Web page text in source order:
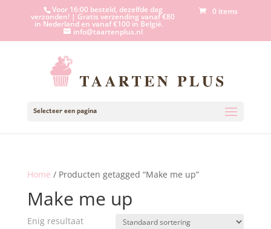
Voor 16:00 besteld, dezelfde dag
verzonden! | Gratis verzending vanaf €80
in Nederland en vanaf €100 in België.
info@taartenplus.nl
0 items
Selecteer een pagina
Home / Producten getagged “Make me up”
Make me up
Enig resultaat